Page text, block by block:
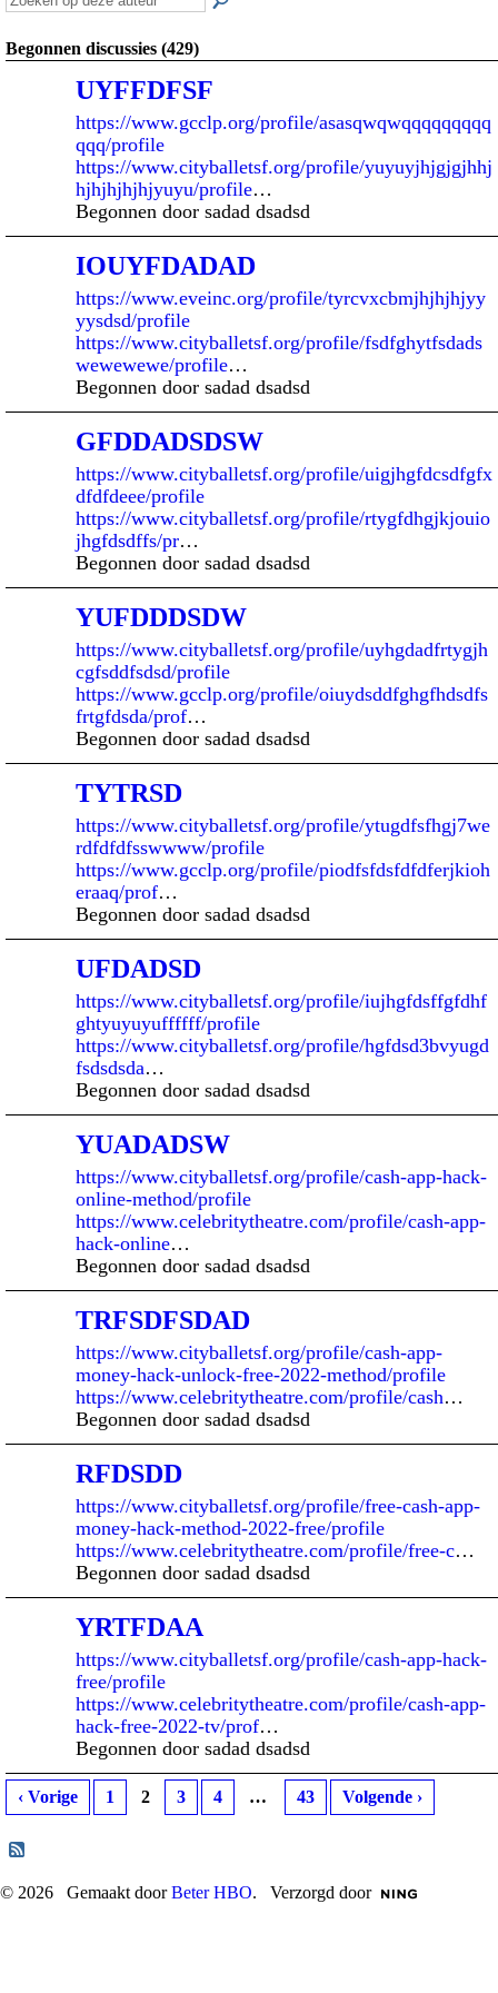
Begonnen discussies (429)
UYFFDFSF
https://www.gcclp.org/profile/asasqwqwqqqqqqqqq
qqq/profile
https://www.cityballetsf.org/profile/yuyuyjhjgjgjhhj
hjhjhjhjhjyuyu/profile…
Begonnen door sadad dsadsd
IOUYFDADAD
https://www.eveinc.org/profile/tyrcvxcbmjhjhjhjyy
yysdsd/profile
https://www.cityballetsf.org/profile/fsdfghytfsdads
wewewewe/profile…
Begonnen door sadad dsadsd
GFDDADSDSW
https://www.cityballetsf.org/profile/uigjhgfdcsdfgfx
dfdfdeee/profile
https://www.cityballetsf.org/profile/rtygfdhgjkjouio
jhgfdsdffs/pr…
Begonnen door sadad dsadsd
YUFDDDSDW
https://www.cityballetsf.org/profile/uyhgdadfrtygjh
cgfsddfsdsd/profile
https://www.gcclp.org/profile/oiuydsddfghgfhdsdfs
frtgfdsda/prof…
Begonnen door sadad dsadsd
TYTRSD
https://www.cityballetsf.org/profile/ytugdfsfhgj7we
rdfdfdfsswwww/profile
https://www.gcclp.org/profile/piodfsfdsfdfdferjkioh
eraaq/prof…
Begonnen door sadad dsadsd
UFDADSD
https://www.cityballetsf.org/profile/iujhgfdsffgfdhf
ghtyuyuyuffffff/profile
https://www.cityballetsf.org/profile/hgfdsd3bvyugd
fsdsdsda…
Begonnen door sadad dsadsd
YUADADSW
https://www.cityballetsf.org/profile/cash-app-hack-
online-method/profile
https://www.celebritytheatre.com/profile/cash-app-
hack-online…
Begonnen door sadad dsadsd
TRFSDFSDAD
https://www.cityballetsf.org/profile/cash-app-
money-hack-unlock-free-2022-method/profile
https://www.celebritytheatre.com/profile/cash…
Begonnen door sadad dsadsd
RFDSDD
https://www.cityballetsf.org/profile/free-cash-app-
money-hack-method-2022-free/profile
https://www.celebritytheatre.com/profile/free-c…
Begonnen door sadad dsadsd
YRTFDAA
https://www.cityballetsf.org/profile/cash-app-hack-
free/profile
https://www.celebritytheatre.com/profile/cash-app-
hack-free-2022-tv/prof…
Begonnen door sadad dsadsd
‹ Vorige 1 2 3 4 … 43 Volgende ›
© 2026 Gemaakt doorBeter HBO. Verzorgd door